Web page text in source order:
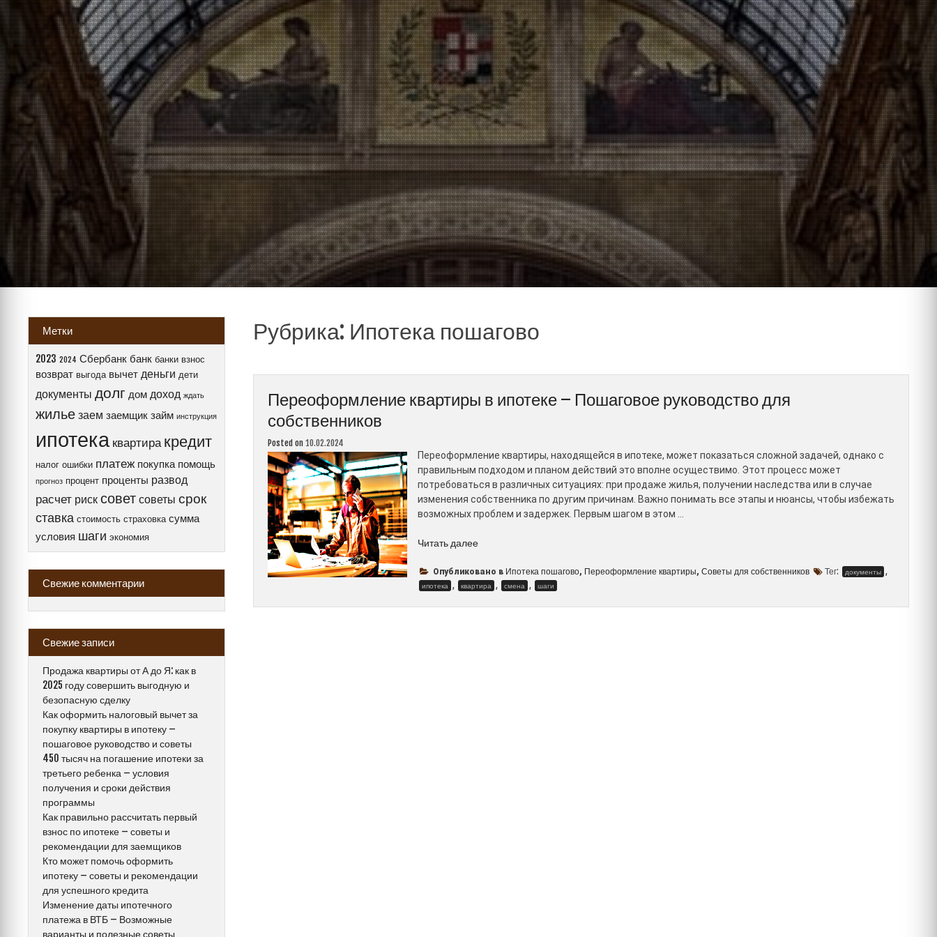
Рубрика: Ипотека пошагово
Переоформление квартиры в ипотеке – Пошаговое руководство для
собственников
Posted on 10.02.2024
Переоформление квартиры, находящейся в ипотеке, может показаться сложной задачей, однако с
правильным подходом и планом действий это вполне осуществимо. Этот процесс может
потребоваться в различных ситуациях: при продаже жилья, получении наследства или в случае
изменения собственника по другим причинам. Важно понимать все этапы и нюансы, чтобы избежать
возможных проблем и задержек. Первым шагом в этом …
Читать далее“Переоформление
в
ипотеке
Опубликовано в Ипотека пошагово, Переоформление квартиры, Советы для собственников Тег: документы ,
ипотека , квартира , смена , шаги
Метки
2023 2024 Сбербанк банк банки взнос
возврат выгода вычет деньги дети
документы долг дом доход ждать
жилье заем заемщик займ инструкция
ипотека квартира кредит
налог ошибки платеж покупка помощь
прогноз процент проценты развод
расчет риск совет советы срок
ставка стоимость страховка сумма
условия шаги экономия
Свежие комментарии
Свежие записи
Продажа квартиры от А до Я: как в
2025 году совершить выгодную и
безопасную сделку
Как оформить налоговый вычет за
покупку квартиры в ипотеку –
пошаговое руководство и советы
450 тысяч на погашение ипотеки за
третьего ребенка – условия
получения и сроки действия
программы
Как правильно рассчитать первый
взнос по ипотеке – советы и
рекомендации для заемщиков
Кто может помочь оформить
ипотеку – советы и рекомендации
для успешного кредита
Изменение даты ипотечного
платежа в ВТБ – Возможные
варианты и полезные советы